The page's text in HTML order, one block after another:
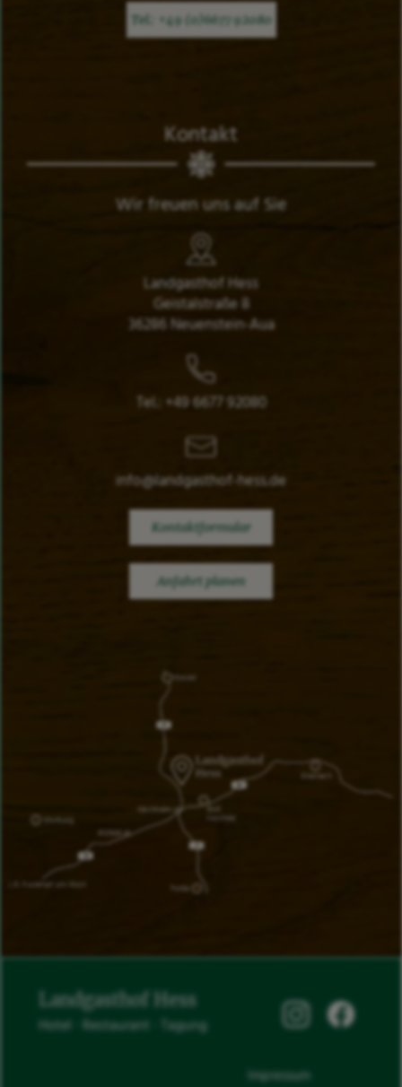
Tel.: +49 (0)6677 92080
Kontakt
Wir freuen uns auf Sie
Landgasthof Hess
Geistalstraße 8
36286 Neuenstein-Aua
Tel.: +49 6677 92080
info@landgasthof-hess.de
Kontaktformular
Anfahrt planen
Landgasthof Hess
Hotel ∙ Restaurant ∙ Tagung
Impressum